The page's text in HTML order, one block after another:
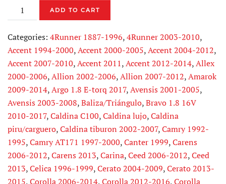
BALIZA
UNIVERSAL
TA-
006-
03
quantity
ADD TO CART
Categories: 4Runner 1887-1996,4Runner 2003-2010,
Accent 1994-2000,Accent 2000-2005,Accent 2004-2012,
Accent 2007-2010,Accent 2011,Accent 2012-2014,Allex
2000-2006,Allion 2002-2006,Allion 2007-2012,Amarok
2009-2014,Argo 1.8 E-torq 2017,Avensis 2001-2005,
Avensis 2003-2008,Baliza/Triángulo,Bravo 1.8 16V
2010-2017,Caldina C100,Caldina lujo,Caldina
piru/carguero,Caldina tiburon 2002-2007,Camry 1992-
1995,Camry AT171 1997-2000,Canter 1999,Carens
2006-2012,Carens 2013,Carina,Ceed 2006-2012,Ceed
2013,Celica 1996-1999,Cerato 2004-2009,Cerato 2013-
2015,Corolla 2006-2014,Corolla 2012-2016,Corolla